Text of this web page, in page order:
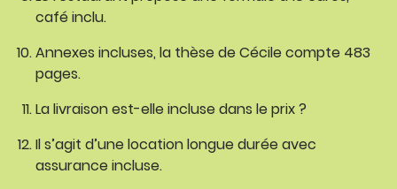
café inclu.
Annexes incluses, la thèse de Cécile compte 483
pages.
La livraison est-elle incluse dans le prix ?
Il s’agit d’une location longue durée avec
assurance incluse.